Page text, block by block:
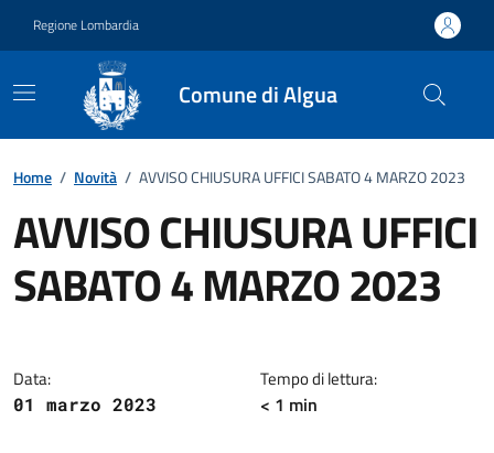
Regione Lombardia
Comune di Algua
Home / Novità / AVVISO CHIUSURA UFFICI SABATO 4 MARZO 2023
AVVISO CHIUSURA UFFICI
SABATO 4 MARZO 2023
Data:
01 marzo 2023
Tempo di lettura:
< 1 min